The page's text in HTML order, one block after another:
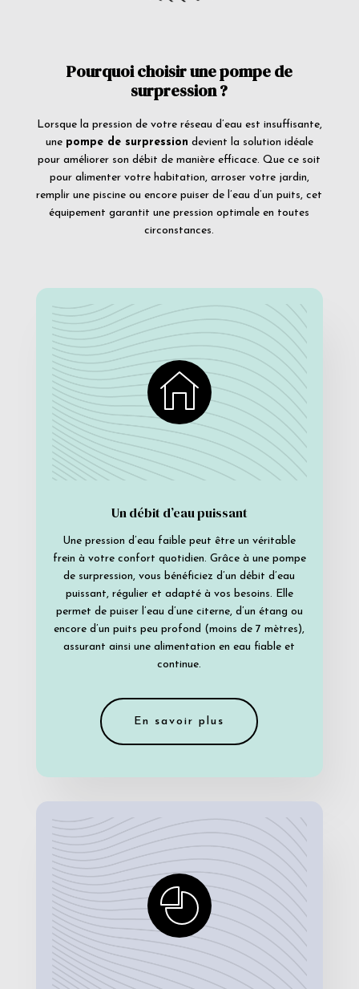
Pourquoi choisir une pompe de
surpression ?
Lorsque la pression de votre réseau d’eau est insuffisante,
une pompe de surpression devient la solution idéale
pour améliorer son débit de manière efficace. Que ce soit
pour alimenter votre habitation, arroser votre jardin,
remplir une piscine ou encore puiser de l’eau d’un puits, cet
équipement garantit une pression optimale en toutes
circonstances.
Un débit d’eau puissant
Une pression d’eau faible peut être un véritable
frein à votre confort quotidien. Grâce à une pompe
de surpression, vous bénéficiez d’un débit d’eau
puissant, régulier et adapté à vos besoins. Elle
permet de puiser l’eau d’une citerne, d’un étang ou
encore d’un puits peu profond (moins de 7 mètres),
assurant ainsi une alimentation en eau fiable et
continue.
En savoir plus